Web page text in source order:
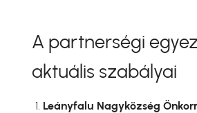
A partnerségi
aktuális szabályai
Leányfalu Nagyközség